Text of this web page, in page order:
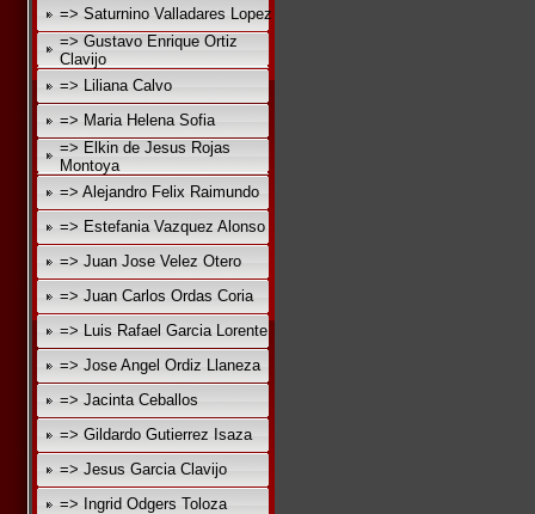
=> Saturnino Valladares Lopez
=> Gustavo Enrique Ortiz
Clavijo
=> Liliana Calvo
=> Maria Helena Sofia
=> Elkin de Jesus Rojas
Montoya
=> Alejandro Felix Raimundo
=> Estefania Vazquez Alonso
=> Juan Jose Velez Otero
=> Juan Carlos Ordas Coria
=> Luis Rafael Garcia Lorente
=> Jose Angel Ordiz Llaneza
=> Jacinta Ceballos
=> Gildardo Gutierrez Isaza
=> Jesus Garcia Clavijo
=> Ingrid Odgers Toloza